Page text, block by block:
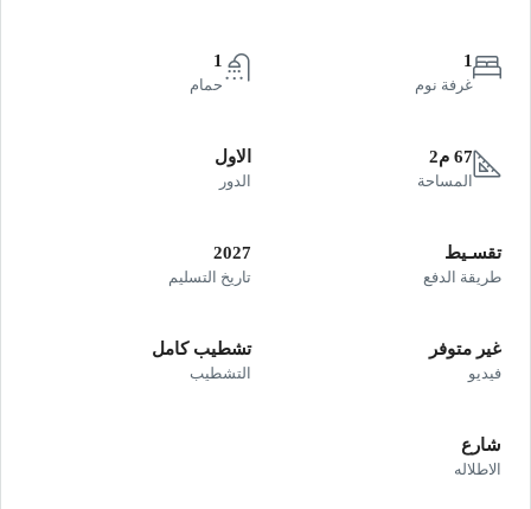
1
غرفة نوم
1
حمام
67 م2
المساحة
الاول
الدور
تقسـيط
طريقة الدفع
2027
تاريخ التسليم
غير متوفر
فيديو
تشطيب كامل
التشطيب
شارع
الاطلاله